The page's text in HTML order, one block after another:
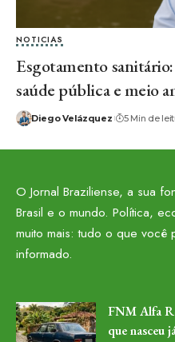
NOTICIAS
Esgotamento
saúde pública e meio
Diego Velázquez 5 Min de
O Jornal Braziliense, a sua
Brasil e o mundo. Política,
muito mais: tudo o que você
informado.
FNM Alfa
que nasceu